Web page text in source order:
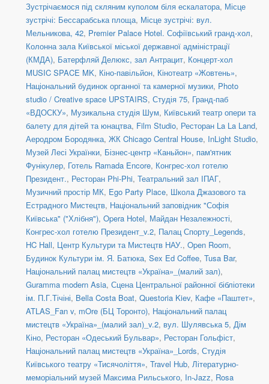
Зустрічаємося під скляним куполом біля ескалатора, Місце
зустрічі: Бессарабська площа, Місце зустрічі: вул.
Мельникова, 42, Premier Palace Hotel. Софіївський гранд-хол,
Колонна зала Київської міської державної адміністрації
(КМДА), Батерфляй Делюкс, зал Антрацит, Концерт-хол
MUSIC SPACE MK, Кіно-павільйон, Кінотеатр «Жовтень»,
Національний будинок органної та камерної музики, Photo
studio / Creative space UPSTAIRS, Студія 75, Гранд-паб
«ВДОСКУ», Музикальна студія Шум, Київський театр опери та
балету для дітей та юнацтва, Film Studio, Ресторан La La Land,
Аеродром Бородянка, ЖК Chicago Central House, InLight Studio,
Музей Лесі Українки, Бізнес-центр «Каньйон», пам'ятник
Фунікулер, Готель Ramada Encore, Конгрес-хол готелю
Президент., Ресторан Phi-Phi, Театральний зал ІПАГ,
Музичний простір МК, Ego Party Place, Школа Джазового та
Естрадного Мистецтв, Національний заповідник "Софія
Київська" ("Хлібня"), Opera Hotel, Майдан Незалежності,
Конгрес-хол готелю Президент_v.2, Палац Спорту_Legends,
HC Hall, Центр Культури та Мистецтв НАУ., Open Room,
Будинок Культури ім. Я. Батюка, Sex Ed Coffee, Tusa Bar,
Національний палац мистецтв «Україна»_(малий зал),
Guramma modern Asia, Сцена Центральної районної бібліотеки
ім. П.Г.Тічіні, Bella Costa Boat, Questoria Kiev, Кафе «Паштет»,
ATLAS_Fan v, mOre (БЦ Торонто), Національний палац
мистецтв «Україна»_(малий зал)_v.2, вул. Шулявська 5, Дім
Кіно, Ресторан «Одеський Бульвар», Ресторан Гольфіст,
Національний палац мистецтв «Україна»_Lords, Студія
Київського театру «Тисячоліття», Travel Hub, Літературно-
меморіальний музей Максима Рильського, In-Jazz, Rosa